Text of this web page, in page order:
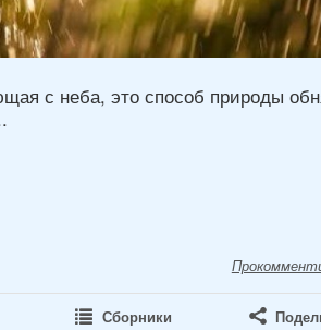
с неба, это способ природы
Сборники